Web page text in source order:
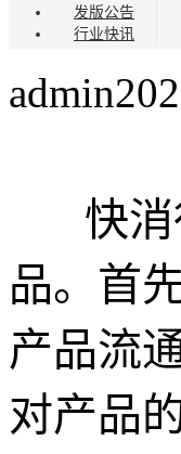
发版公告
行业快讯
admin
快
品。首
产品流
对产品